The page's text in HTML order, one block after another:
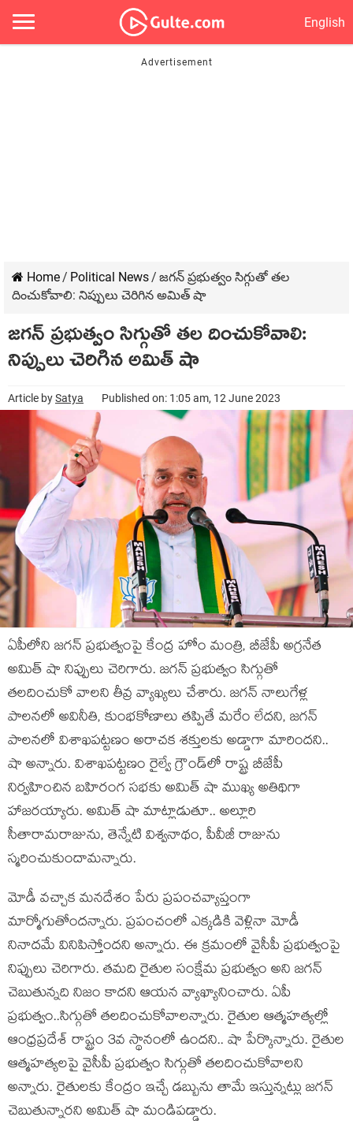
English
Home/ Political News/ జ‌గ‌న్ ప్ర‌భుత్వం సిగ్గుతో త‌ల
దించుకోవాలి: నిప్పులు చెరిగిన అమిత్ షా
జ‌గ‌న్ ప్ర‌భుత్వం సిగ్గుతో త‌ల దించుకోవాలి:
నిప్పులు చెరిగిన అమిత్ షా
Article bySatya Published on: 1:05 am, 12 June 2023
ఏపీలోని జ‌గ‌న్ ప్ర‌భుత్వంపై కేంద్ర హోం మంత్రి, బీజేపీ అగ్ర‌నేత
అమిత్ షా నిప్పులు చెరిగారు. జ‌గ‌న్ ప్ర‌భుత్వం సిగ్గుతో
త‌ల‌దించుకో వాలని తీవ్ర వ్యాఖ్య‌లు చేశారు. జగన్ నాలుగేళ్ల
పాలనలో అవినీతి, కుంభకోణాలు తప్పితే మరేం లేదని, జగన్‌
పాలనలో విశాఖపట్టణం అరాచక శక్తులకు అడ్డాగా మారిందని..
షా అన్నారు. విశాఖపట్టణం రైల్వే గ్రౌండ్‌లో రాష్ట్ర బీజేపీ
నిర్వ‌హించిన బహిరంగ సభకు అమిత్‌ షా ముఖ్య అతిథిగా
హాజరయ్యారు. అమిత్ షా మాట్లాడుతూ.. అల్లూరి
సీతారామరాజును, తెన్నేటి విశ్వనాథం, పీవీజీ రాజును
స్మరించుకుందామన్నారు.
మోడీ వచ్చాక మనదేశం పేరు ప్రపంచవ్యాప్తంగా
మార్మోగుతోందన్నారు. ప్రపంచంలో ఎక్కడికి వెళ్లినా మోడీ
నినాదమే వినిపిస్తోందని అన్నారు. ఈ క్ర‌మంలో వైసీపీ ప్ర‌భుత్వంపై
నిప్పులు చెరిగారు. తమది రైతుల సంక్షేమ ప్రభుత్వం అని జగన్
చెబుతున్నది నిజం కాదని ఆయన వ్యాఖ్యానించారు. ఏపీ
ప్రభుత్వం..సిగ్గుతో తలదించుకోవాలన్నారు. రైతుల ఆత్మహత్యల్లో
ఆంధ్రప్రదేశ్ రాష్ట్రం 3వ స్థానంలో ఉందని.. షా పేర్కొన్నారు. రైతుల
ఆత్మహత్యలపై వైసీపీ ప్రభుత్వం సిగ్గుతో తలదించుకోవాలని
అన్నారు. రైతులకు కేంద్రం ఇచ్చే డబ్బును తామే ఇస్తున్నట్లు జగన్‌
చెబుతున్నారని అమిత్ షా మండిపడ్డారు.